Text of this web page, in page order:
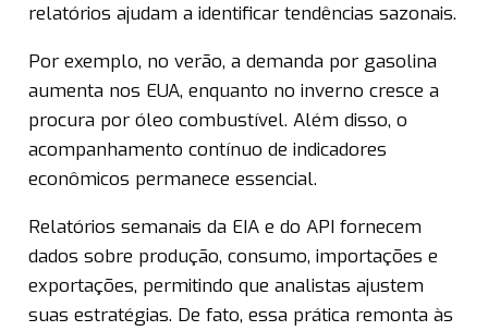
relatórios ajudam a identificar tendências sazonais.
Por exemplo, no verão, a demanda por gasolina
aumenta nos EUA, enquanto no inverno cresce a
procura por óleo combustível. Além disso, o
acompanhamento contínuo de indicadores
econômicos permanece essencial.
Relatórios semanais da EIA e do API fornecem
dados sobre produção, consumo, importações e
exportações, permitindo que analistas ajustem
suas estratégias. De fato, essa prática remonta às